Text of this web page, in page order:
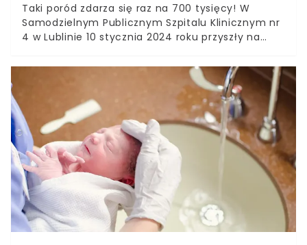
Taki poród zdarza się raz na 700 tysięcy! W
Samodzielnym Publicznym Szpitalu Klinicznym nr
4 w Lublinie 10 stycznia 2024 roku przyszły na
mamy czuwał kilkunastoosobowy zespół
specjalistów. Dwie dziewczynki i dwóch chłopców
pozostają pod czujną opieką Oddziału
Neonatologii i Intensywnej Terapii Noworodka.
Wyjątkowy poród przez cesarskie cięcie odbył się
już pod koniec 31. tygodnia ciąży.